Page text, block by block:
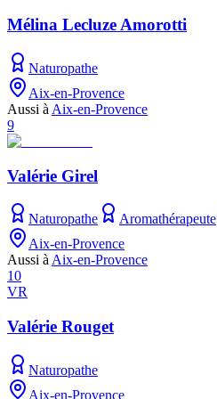
Mélina Lecluze Amorotti
Naturopathe
Aix-en-Provence
Aussi à Aix-en-Provence
9
Valérie Girel
Naturopathe Aromathérapeute
Aix-en-Provence
Aussi àAix-en-Provence
10
VR
Valérie Rouget
Naturopathe
Aix-en-Provence